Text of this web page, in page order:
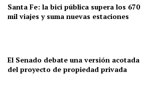
Santa Fe: la bici pública supera los 670
mil viajes y suma nuevas estaciones
El Senado debate una versión acotada
del proyecto de propiedad privada